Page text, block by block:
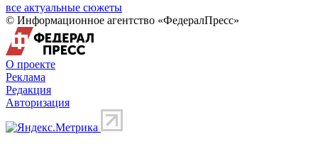
все актуальные сюжеты
© Информационное агентство «ФедералПресс»
О проекте
Реклама
Редакция
Авторизация